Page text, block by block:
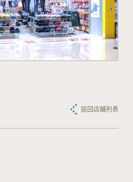
返回店舖列表